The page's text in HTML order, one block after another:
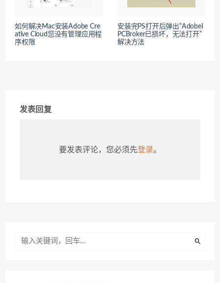
如何解决Mac安装Adobe Cre
ative Cloud您没有管理应用程
序权限
安装完PS打开后弹出“AdobeI
PCBroker已损坏，无法打开”
解决方法
发表回复
要发表评论，您必须先登录。